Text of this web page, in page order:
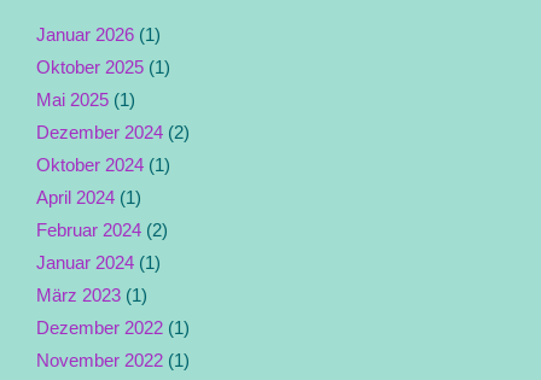
Januar 2026 (1)
Oktober 2025 (1)
Mai 2025 (1)
Dezember 2024 (2)
Oktober 2024 (1)
April 2024 (1)
Februar 2024 (2)
Januar 2024 (1)
März 2023 (1)
Dezember 2022 (1)
November 2022 (1)